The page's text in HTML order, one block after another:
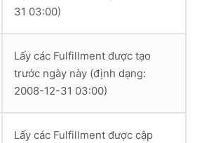
31 03:00)
Lấy các Fulfillment được tạo
trước ngày này (định dạng:
2008-12-31 03:00)
Lấy các Fulfillment được cập